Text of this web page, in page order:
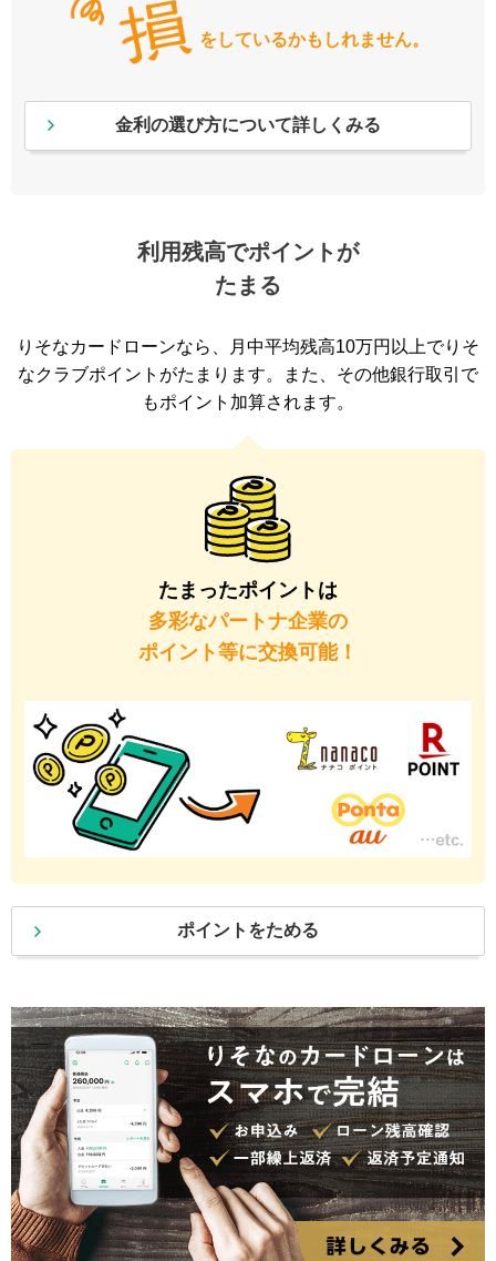
をしているかもしれません。
金利の選び方について詳しくみる
利用残高でポイントが
たまる
りそなカードローンなら、月中平均残高10万円以上でりそ
なクラブポイントがたまります。また、その他銀行取引で
もポイント加算されます。
たまったポイントは
多彩なパートナ企業の
ポイント等に交換可能！
ポイントをためる